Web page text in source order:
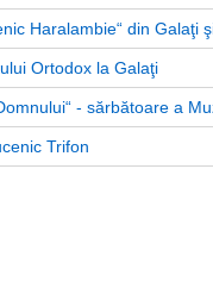
Haralambie“ din Galaţi
Ortodox la Galaţi
- sărbătoare a
Trifon